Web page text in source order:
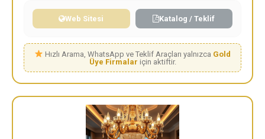
Web Sitesi Katalog / Teklif
Hızlı Arama, WhatsApp ve Teklif Araçları yalnızca Gold
Üye Firmalar için aktiftir.